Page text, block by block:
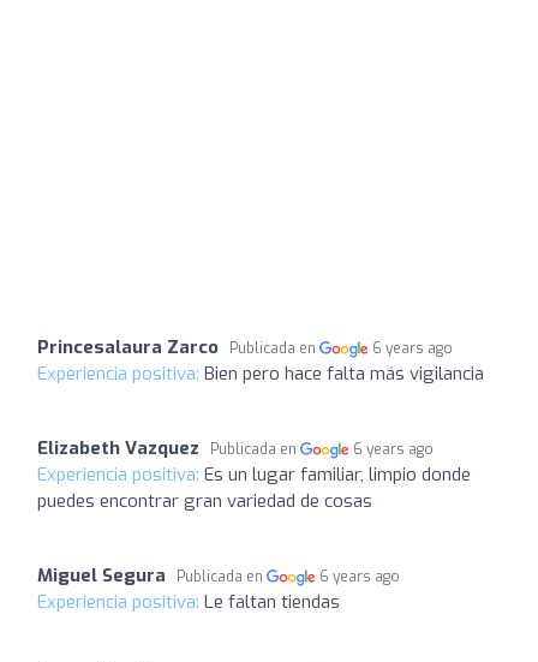
Princesalaura Zarco Publicada en 6 years ago
Experiencia positiva: Bien pero hace falta más vigilancia
Elizabeth Vazquez Publicada en 6 years ago
Experiencia positiva: Es un lugar familiar, limpio donde
puedes encontrar gran variedad de cosas
Miguel Segura Publicada en 6 years ago
Experiencia positiva: Le faltan tiendas